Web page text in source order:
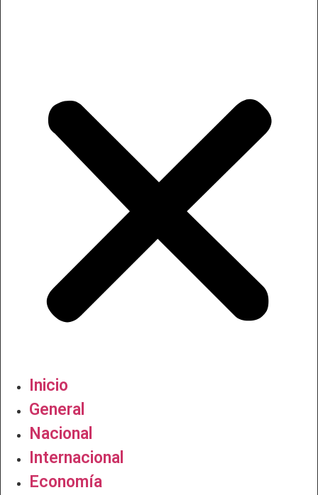
Inicio
General
Nacional
Internacional
Economía